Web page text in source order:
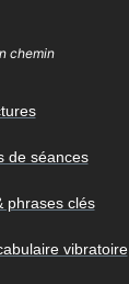
chemin
de séances
phrases clés
vibratoire